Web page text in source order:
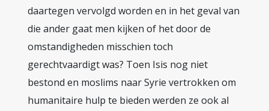
daartegen vervolgd worden en in het geval van
die ander gaat men kijken of het door de
omstandigheden misschien toch
gerechtvaardigt was? Toen Isis nog niet
bestond en moslims naar Syrie vertrokken om
humanitaire hulp te bieden werden ze ook al